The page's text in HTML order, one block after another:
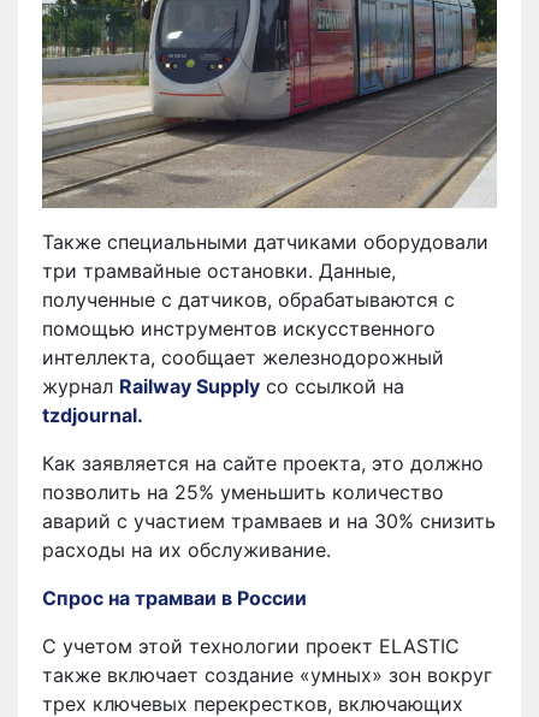
Также специальными датчиками оборудовали
три трамвайные остановки. Данные,
полученные с датчиков, обрабатываются с
помощью инструментов искусственного
интеллекта, сообщает железнодорожный
журнал Railway Supply со ссылкой на
tzdjournal.
Как заявляется на сайте проекта, это должно
позволить на 25% уменьшить количество
аварий с участием трамваев и на 30% снизить
расходы на их обслуживание.
Спрос на трамваи в России
С учетом этой технологии проект ELASTIC
также включает создание «умных» зон вокруг
трех ключевых перекрестков, включающих